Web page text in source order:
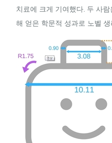
치료에 크게 기여했다. 두 사
해 얻은 학문적 성과로 노벨 생